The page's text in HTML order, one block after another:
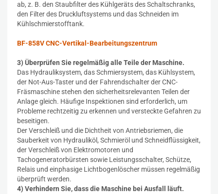
ab, z. B. den Staubfilter des Kühlgeräts des Schaltschranks,
den Filter des Druckluftsystems und das Schneiden im
Kühlschmierstofftank.
BF-858V CNC-Vertikal-Bearbeitungszentrum
3) Überprüfen Sie regelmäßig alle Teile der Maschine.
Das Hydrauliksystem, das Schmiersystem, das Kühlsystem,
der Not-Aus-Taster und der Fahrendschalter der CNC-
Fräsmaschine stehen den sicherheitsrelevanten Teilen der
Anlage gleich. Häufige Inspektionen sind erforderlich, um
Probleme rechtzeitig zu erkennen und versteckte Gefahren zu
beseitigen.
Der Verschleiß und die Dichtheit von Antriebsriemen, die
Sauberkeit von Hydrauliköl, Schmieröl und Schneidflüssigkeit,
der Verschleiß von Elektromotoren und
Tachogeneratorbürsten sowie Leistungsschalter, Schütze,
Relais und einphasige Lichtbogenlöscher müssen regelmäßig
überprüft werden.
4) Verhindern Sie, dass die Maschine bei Ausfall läuft.